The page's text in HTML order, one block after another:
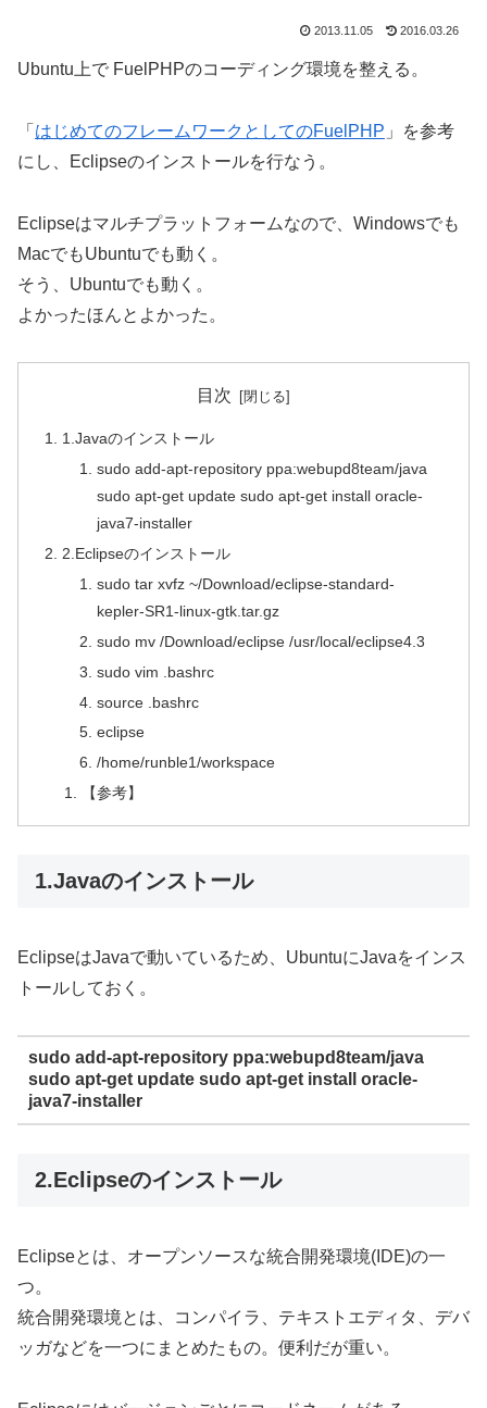
2013.11.05 2016.03.26
Ubuntu上で FuelPHPのコーディング環境を整える。
「 はじめてのフレームワークとしてのFuelPHP 」を参考
にし、Eclipseのインストールを行なう。
Eclipseはマルチプラットフォームなので、Windowsでも
MacでもUbuntuでも動く。
そう、Ubuntuでも動く。
よかったほんとよかった。
目次
1.Javaのインストール
sudo add-apt-repository ppa:webupd8team/java
sudo apt-get update sudo apt-get install oracle-
java7-installer
2.Eclipseのインストール
sudo tar xvfz ~/Download/eclipse-standard-
kepler-SR1-linux-gtk.tar.gz
sudo mv /Download/eclipse /usr/local/eclipse4.3
sudo vim .bashrc
source .bashrc
eclipse
/home/runble1/workspace
【参考】
1.Javaのインストール
EclipseはJavaで動いているため、UbuntuにJavaをインス
トールしておく。
sudo add-apt-repository ppa:webupd8team/java
sudo apt-get update sudo apt-get install oracle-
java7-installer
2.Eclipseのインストール
Eclipseとは、オープンソースな統合開発環境(IDE)の一
つ。
統合開発環境とは、コンパイラ、テキストエディタ、デバ
ッガなどを一つにまとめたもの。便利だが重い。